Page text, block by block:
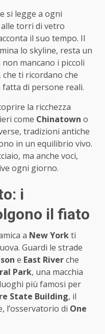
si legge a ogni
torri di vetro
il suo tempo. Il
lo skyline, resta un
mancano i piccoli
ti ricordano che
fatta di persone reali.
la ricchezza
come Chinatown o
tradizioni antiche
in un equilibrio vivo.
ma anche voci,
ogni giorno.
i
il fiato
a New Yorkti
Guardi le strade
e East Riverche
Park, una macchia
più famosi per
State Building, il
l’osservatorio di One